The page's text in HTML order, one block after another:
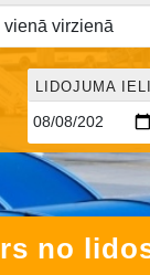
LIDOJUMA
no